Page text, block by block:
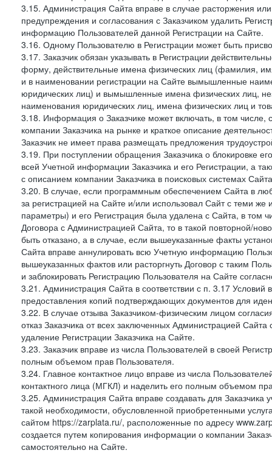
3.15. Администрация Сайта вправе в случае расторжения
предупреждения и согласования с Заказчиком удалить
информацию Пользователей данной Регистрации на Сайте.
3.16. Одному Пользователю в Регистрации может быть
3.17. Заказчик обязан указывать в Регистрации
форму, действительные имена физических лиц (фамилия,
и в наименовании регистрации на Сайте вымышленные
юридических лиц) и вымышленные имена физических лиц,
наименования юридических лиц, имена физических лиц и
3.18. Информация о Заказчике может включать, в том
компании Заказчика на рынке и краткое описание
Заказчик не имеет права размещать предложения
3.19. При поступлении обращения Заказчика о блокировке
всей Учетной информации Заказчика и его Регистрации, а
с описанием компании Заказчика в поисковых системах
3.20. В случае, если программным обеспечением Сайта в
за регистрацией на Сайте и/или использовал Сайт с теми
параметры) и его Регистрация была удалена с Сайта, в том
Договора с Администрацией Сайта, то в такой повторной/
быть отказано, а в случае, если вышеуказанные факты
Сайта вправе аннулировать всю Учетную информацию
вышеуказанных фактов или расторгнуть Договор с таким
и заблокировать Регистрацию Пользователя на Сайте
3.21. Администрация Сайта в соответствии с п. 3.17 Условий
предоставления копий подтверждающих документов для
3.22. В случае отзыва Заказчиком-физическим лицом
отказ Заказчика от всех заключенных Администрацией
удаление Регистрации Заказчика на Сайте.
3.23. Заказчик вправе из числа Пользователей в своей
полным объемом прав Пользователя.
3.24. Главное контактное лицо вправе из числа
контактного лица (МГКЛ) и наделить его полным объемом
3.25. Администрация Сайта вправе создавать для
такой необходимости, обусловленной приобретенными
сайтом https://zarplata.ru/, расположенные по адресу
создается путем копирования информации о компании
самостоятельно на Сайте.